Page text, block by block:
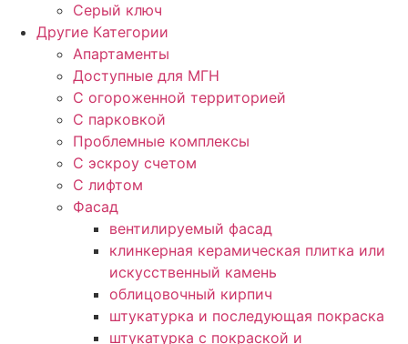
Серый ключ
Другие Категории
Апартаменты
Доступные для МГН
С огороженной территорией
С парковкой
Проблемные комплексы
С эскроу счетом
С лифтом
Фасад
вентилируемый фасад
клинкерная керамическая плитка или
искусственный камень
облицовочный кирпич
штукатурка и последующая покраска
штукатурка с покраской и